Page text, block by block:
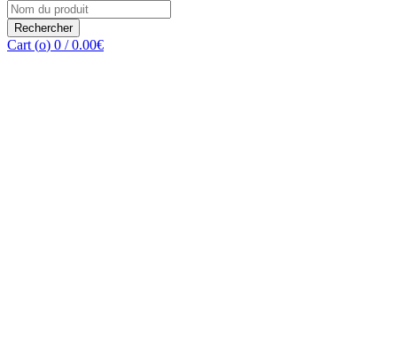
Rechercher
Cart (o) 0 / 0.00€